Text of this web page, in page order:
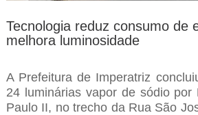
Tecnologia reduz consumo de
melhora luminosidade
A Prefeitura de Imperatriz
24 luminárias vapor de sódio
Paulo II, no trecho da Rua São